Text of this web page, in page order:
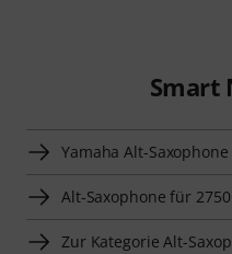
Smart
Yamaha Alt-
Alt-Saxophone für
Zur Kategorie Alt-